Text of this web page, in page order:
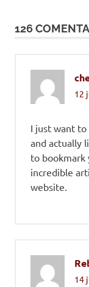
126
12
I just want
and actually
to bookmark
incredible
website.
14